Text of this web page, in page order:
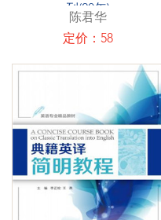
列(20年)
陈君华
定价：58